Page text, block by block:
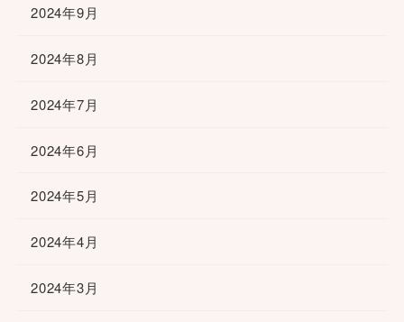
2024年9月
2024年8月
2024年7月
2024年6月
2024年5月
2024年4月
2024年3月